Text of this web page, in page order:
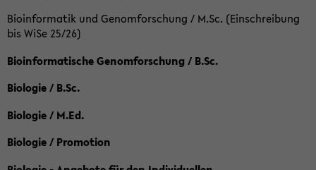
Bioinformatik und Genomforschung / M.Sc. (Einschreibung
bis WiSe 25/26)
Bioinformatische Genomforschung / B.Sc.
Biologie / B.Sc.
Biologie / M.Ed.
Biologie / Promotion